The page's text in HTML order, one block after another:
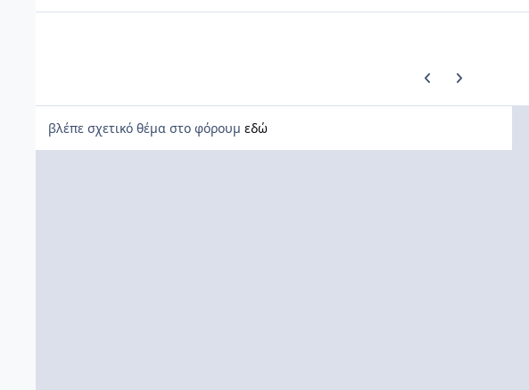
Previous carousel
Next carousel
βλέπε σχετικό θέμα στο φόρουμ εδώ